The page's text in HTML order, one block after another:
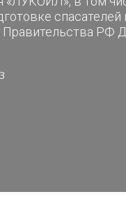
спасателей
Правительства РФ